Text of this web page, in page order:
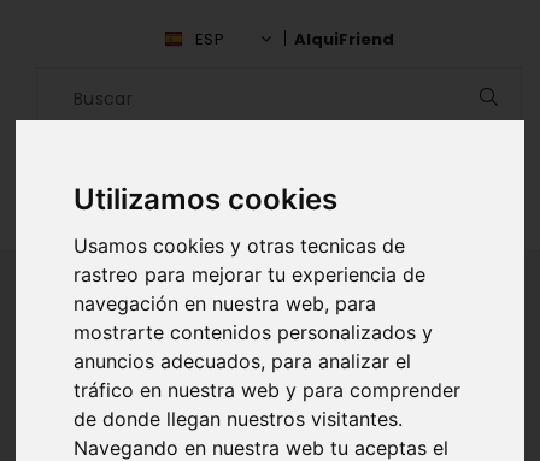
Utilizamos cookies
Usamos cookies y otras tecnicas de
rastreo para mejorar tu experiencia de
navegación en nuestra web, para
mostrarte contenidos personalizados y
anuncios adecuados, para analizar el
tráfico en nuestra web y para comprender
de donde llegan nuestros visitantes.
Navegando en nuestra web tu aceptas el
ESP AlquiFriend
ALQUILAR AMIGO
Inicio Amigos Elqui Arnaldo Valencia